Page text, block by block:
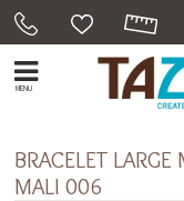
MENU
BRACELET
MALI 006